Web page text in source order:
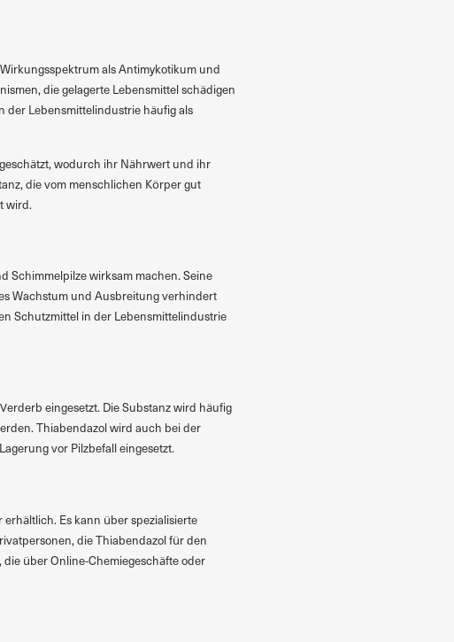
als Antimykotikum und
die gelagerte Lebensmittel schädigen
der Lebensmittelindustrie häufig als
wodurch ihr Nährwert und ihr
die vom menschlichen Körper gut
wird.
Schimmelpilze wirksam machen. Seine
Wachstum und Ausbreitung verhindert
Schutzmittel in der Lebensmittelindustrie
eingesetzt. Die Substanz wird häufig
Thiabendazol wird auch bei der
vor Pilzbefall eingesetzt.
Es kann über spezialisierte
die Thiabendazol für den
über Online-Chemiegeschäfte oder